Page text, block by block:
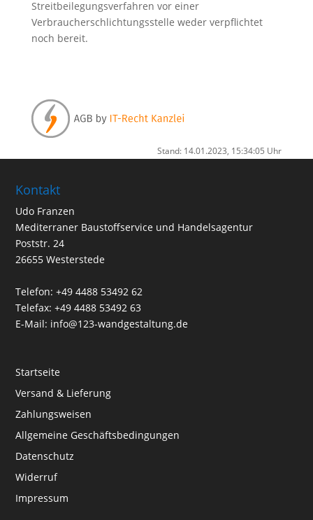
Streitbeilegungsverfahren vor einer
Verbraucherschlichtungsstelle weder verpflichtet
noch bereit.
Stand: 14.01.2023, 15:34:05 Uhr
Kontakt
Udo Franzen
Mediterraner Baustoffservice und Handelsagentur
Poststr. 24
26655 Westerstede
Telefon: +49 4488 53492 62
Telefax: +49 4488 53492 63
E-Mail: info@123-wandgestaltung.de
Startseite
Versand & Lieferung
Zahlungsweisen
Allgemeine Geschäftsbedingungen
Datenschutz
Widerruf
Impressum